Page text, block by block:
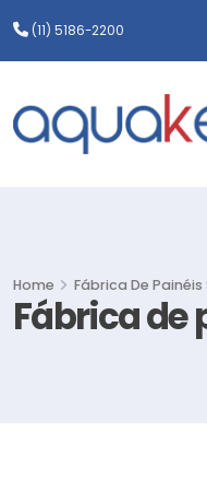
(11) 5186-2200
Fábrica de
Home Fábrica De Painéis